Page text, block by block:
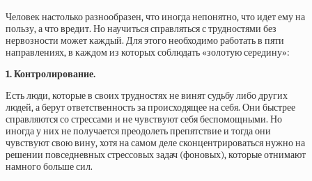
Человек настолько разнообразен, что иногда непонятно, что идет ему на
пользу, а что вредит. Но научиться справляться с трудностями без
нервозности может каждый. Для этого необходимо работать в пяти
направлениях, в каждом из которых соблюдать «золотую середину»:
1. Контролирование.
Есть люди, которые в своих трудностях не винят судьбу либо других
людей, а берут ответственность за происходящее на себя. Они быстрее
справляются со стрессами и не чувствуют себя беспомощными. Но
иногда у них не получается преодолеть препятствие и тогда они
чувствуют свою вину, хотя на самом деле сконцентрироваться нужно на
решении повседневных стрессовых задач (фоновых), которые отнимают
намного больше сил.